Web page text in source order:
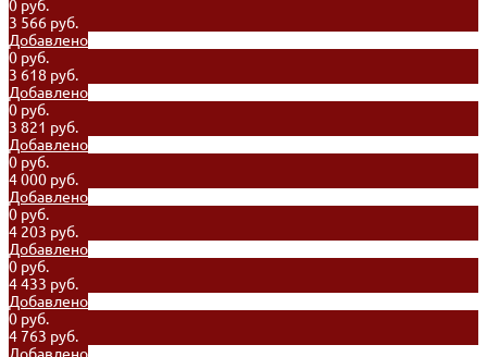
0 руб.
3 566 руб.
Добавлено
0 руб.
3 618 руб.
Добавлено
0 руб.
3 821 руб.
Добавлено
0 руб.
4 000 руб.
Добавлено
0 руб.
4 203 руб.
Добавлено
0 руб.
4 433 руб.
Добавлено
0 руб.
4 763 руб.
Добавлено